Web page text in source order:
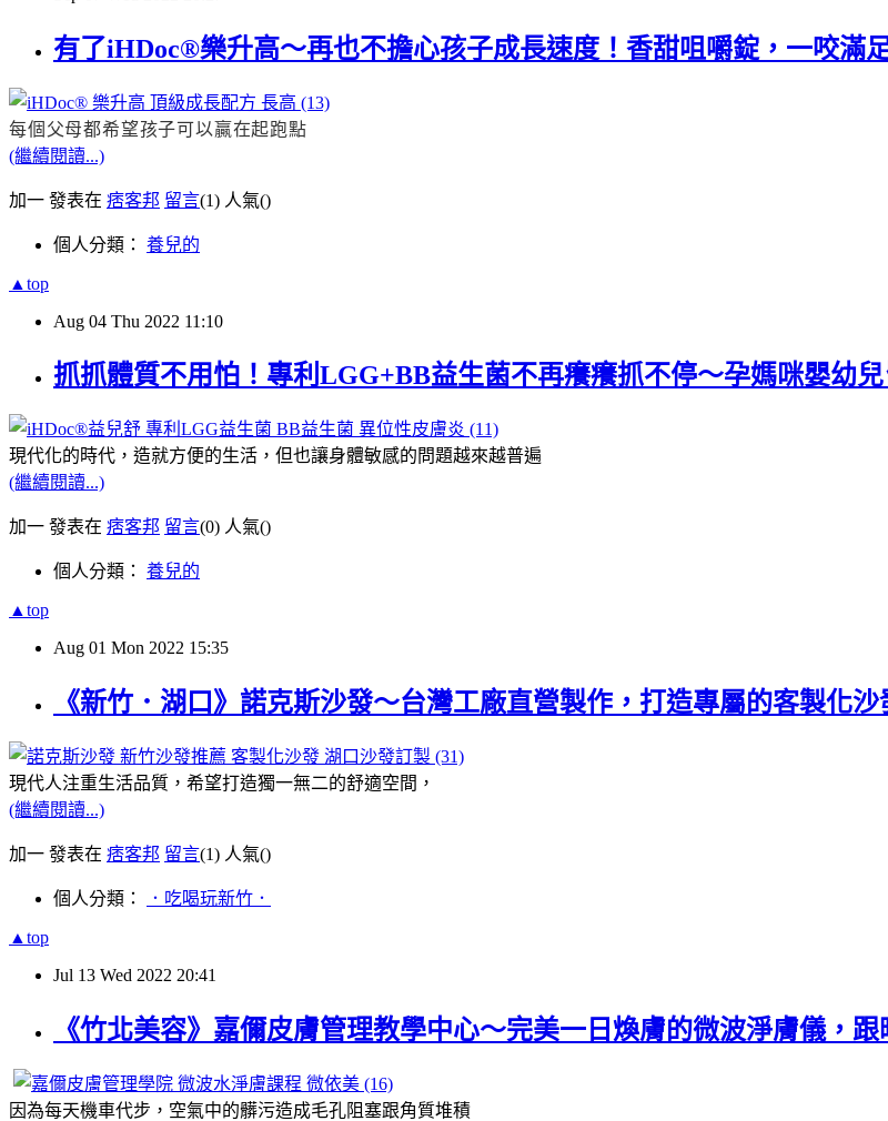
有了iHDoc®樂升高～再也不擔心孩子成長速度！香甜咀嚼錠，一咬滿
每個父母都希望孩子可以贏在起跑點
(繼續閱讀...)
加一 發表在 痞客邦 留言(1) 人氣()
個人分類： 養兒的
▲top
Aug 04 Thu 2022 11:10
抓抓體質不用怕！專利LGG+BB益生菌不再癢癢抓不停～孕媽咪嬰幼兒
現代化的時代，造就方便的生活，但也讓身體敏感的問題越來越普遍
(繼續閱讀...)
加一 發表在 痞客邦 留言(0) 人氣()
個人分類： 養兒的
▲top
Aug 01 Mon 2022 15:35
《新竹．湖口》諾克斯沙發～台灣工廠直營製作，打造專屬的客製化
現代人注重生活品質，希望打造獨一無二的舒適空間，
(繼續閱讀...)
加一 發表在 痞客邦 留言(1) 人氣()
個人分類： ．吃喝玩新竹．
▲top
Jul 13 Wed 2022 20:41
《竹北美容》嘉儞皮膚管理教學中心～完美一日煥膚的微波淨膚儀，
因為每天機車代步，空氣中的髒污造成毛孔阻塞跟角質堆積